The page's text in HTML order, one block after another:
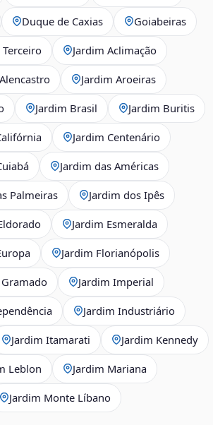
Duque de Caxias Goiabeiras
Jardim Aclimação
Jardim Aroeiras
Jardim Brasil Jardim Buritis
Jardim Centenário
Jardim das Américas
Palmeiras Jardim dos Ipês
Jardim Esmeralda
Jardim Florianópolis
Jardim Imperial
Jardim Industriário
Jardim Itamarati Jardim Kennedy
Leblon Jardim Mariana
Jardim Monte Líbano